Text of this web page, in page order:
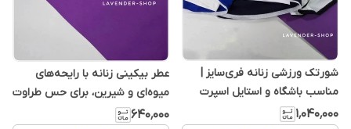
شورتک ورزشی زنانه فری‌سایز |
مناسب باشگاه و استایل اسپرت
خانگی
۱٬۰۴۰٬۰۰۰
عطر بیکینی زنانه با رایحه‌های
میوه‌ای و شیرین، برای حس طراوت
و اعتمادبه‌نفس
۶۴۰٬۰۰۰